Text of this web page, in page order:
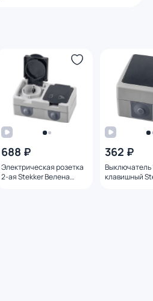
688 ₽
Электрическая розетка
2-ая Stekker Велена
362 ₽
Выключатель
клавишный